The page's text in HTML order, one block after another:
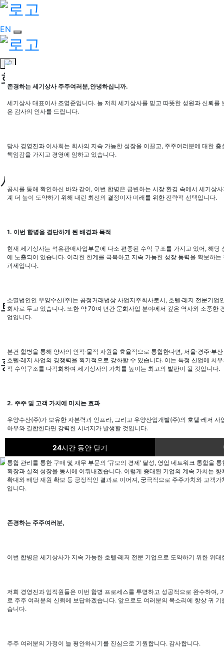
존경하는 세기상사 주주여러분,안녕하십니까.
세기상사 대표이사 조영준입니다. 늘 저희 세기상사를 믿고 따뜻한 성원과 신뢰를
은 감사의 인사를 드립니다.
당사 경영진과 이사회는 회사의 지속 가능한 성장을 이끌고, 주주여러분에 대한
책임감을 가지고 경영에 임하고 있습니다.
공시를 통해 확인하신 바와 같이, 이번 합병은 급변하는 시장 환경 속에서 세기상
계 더 높이 도약하기 위해 내린 최선의 결정이자 미래를 위한 전략적 선택입니다.
1. 이번 합병을 결단하게 된 배경과 목적
현재 세기상사는 석유판매사업부문에 다소 편중된 수익 구조를 가지고 있어, 해당
에 노출되어 있습니다. 이러한 한계를 극복하고 지속 가능한 성장 동력을 확보하
과제입니다.
소멸법인인 우양수산(주)는 공정거래법상 사업지주회사로서, 호텔·레저 전문기업
회사로 두고 있습니다. 또한 약 70여 년간 문화사업 분야에서 깊은 역사와 소중한
업입니다.
본건 합병을 통해 양사의 인적·물적 자원을 효율적으로 통합한다면, 서울·경주·부
호텔·레저 사업의 경쟁력을 획기적으로 강화할 수 있습니다. 이는 특정 산업에 치
적 수익구조를 다각화하여 세기상사의 가치를 높이는 최고의 발판이 될 것입니다.
2. 주주 및 고객 가치에 미치는 효과
우양수산(주)가 보유한 자본력과 인프라, 그리고 우양산업개발(주)의 호텔·레저 사
하우와 결합한다면 강력한 시너지가 발생할 것입니다.
통합 관리를 통한 구매 및 재무 부문의 ‘규모의 경제’ 달성, 영업 네트워크 통합을
확장과 실적 성장을 동시에 이뤄내겠습니다. 이렇게 증대된 기업의 계속 가치는
확대와 배당 재원 확보 등 긍정적인 결과로 이어져, 궁극적으로 주주가치와 고객
입니다.
존경하는 주주여러분,
이번 합병은 세기상사가 지속 가능한 호텔·레저 전문 기업으로 도약하기 위한 위대
저희 경영진과 임직원들은 이번 합병 프로세스를 투명하고 성공적으로 완수하여,
로 주주 여러분의 신뢰에 보답하겠습니다. 앞으로도 여러분의 목소리에 항상 귀 기
습니다.
주주 여러분의 가정이 늘 평안하시기를 진심으로 기원합니다. 감사합니다.
24시간 동안 닫기
EN
회사소개
CEO 인사말
비전
비전
연혁
사업분야
석유판매사업부
문화레저사업부
석유판매사업부
문화레저사업부
투자정보
홍보센터
오시는길
회사소식
공지사항
회사소개
연혁
연혁
석유판매사업부
문화레저사업부
문화레저사업부